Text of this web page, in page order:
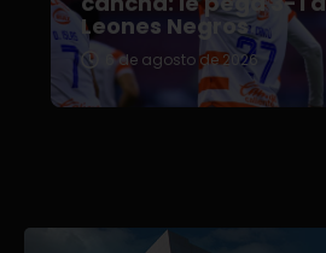
Leones Negros
6 de agosto de 2026